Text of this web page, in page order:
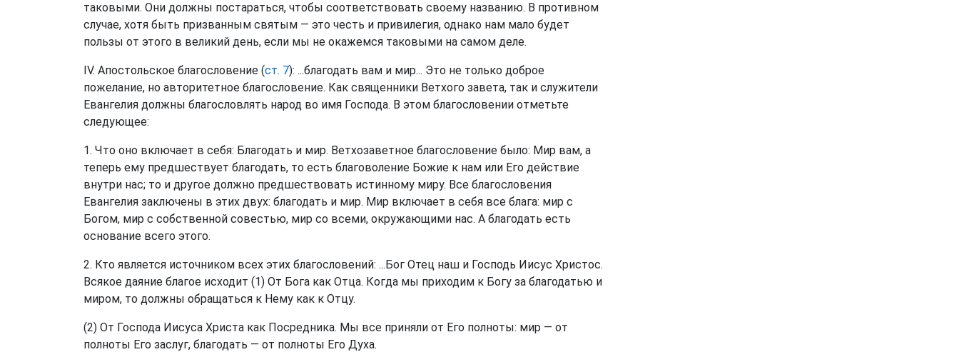
таковыми. Они должны постараться, чтобы соответствовать своему названию. В противном
случае, хотя быть призванным святым — это честь и привилегия, однако нам мало будет
пользы от этого в великий день, если мы не окажемся таковыми на самом деле.
IV. Апостольское благословение (ст. 7): ...благодать вам и мир... Это не только доброе
пожелание, но авторитетное благословение. Как священники Ветхого завета, так и служители
Евангелия должны благословлять народ во имя Господа. В этом благословении отметьте
следующее:
1. Что оно включает в себя: Благодать и мир. Ветхозаветное благословение было: Мир вам, а
теперь ему предшествует благодать, то есть благоволение Божие к нам или Его действие
внутри нас; то и другое должно предшествовать истинному миру. Все благословения
Евангелия заключены в этих двух: благодать и мир. Мир включает в себя все блага: мир с
Богом, мир с собственной совестью, мир со всеми, окружающими нас. А благодать есть
основание всего этого.
2. Кто является источником всех этих благословений: ...Бог Отец наш и Господь Иисус Христос.
Всякое даяние благое исходит (1) От Бога как Отца. Когда мы приходим к Богу за благодатью и
миром, то должны обращаться к Нему как к Отцу.
(2) От Господа Иисуса Христа как Посредника. Мы все приняли от Его полноты: мир — от
полноты Его заслуг, благодать — от полноты Его Духа.